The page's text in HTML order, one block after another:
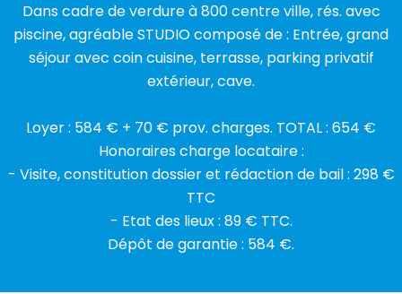
Dans cadre de verdure à 800 centre ville, rés. avec
piscine, agréable STUDIO composé de : Entrée, grand
séjour avec coin cuisine, terrasse, parking privatif
extérieur, cave.
Loyer : 584 € + 70 € prov. charges. TOTAL : 654 €
Honoraires charge locataire :
- Visite, constitution dossier et rédaction de bail : 298 €
TTC
- Etat des lieux : 89 € TTC.
Dépôt de garantie : 584 €.